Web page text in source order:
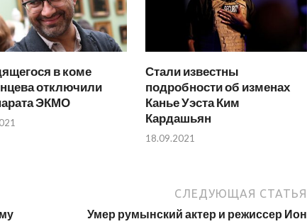
в коме
отключили
ЭКМО
Стали известны
подробности об изменах
Канье Уэста Ким
Кардашьян
18.09.2021
СЛЕДУЮЩАЯ СТАТЬЯ
Умер румынский актер и режиссер Ион